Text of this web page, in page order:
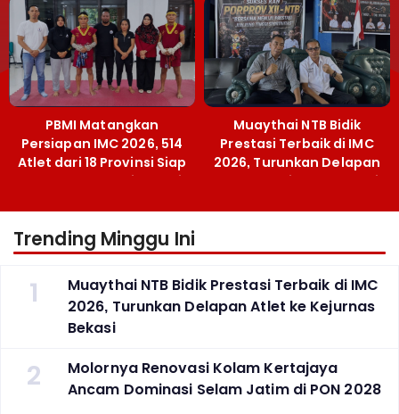
Grassroots
PBMI Matangkan
Persiapan IMC 2026, 514
Atlet dari 18 Provinsi Siap
Berlaga Besok di Bekasi
Muaythai NTB Bidik
Prestasi Terbaik di IMC
2026, Turunkan Delapan
Atlet ke Kejurnas Bekasi
Trending Minggu Ini
1
Muaythai NTB Bidik Prestasi Terbaik di IMC
2026, Turunkan Delapan Atlet ke Kejurnas
Bekasi
2
Molornya Renovasi Kolam Kertajaya
Ancam Dominasi Selam Jatim di PON 2028